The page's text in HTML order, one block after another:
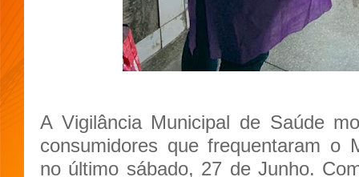
A Vigilância Municipal de Saúde
consumidores que frequentaram o
no último sábado, 27 de Junho.